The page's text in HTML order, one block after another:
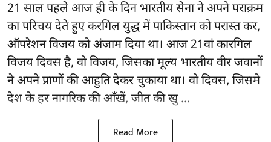
21 साल पहले आज ही के दिन भारतीय सेना ने अपने पराक्रम
का परिचय देते हुए करगिल युद्ध में पाकिस्तान को परास्त कर,
ऑपरेशन विजय को अंजाम दिया था। आज 21वां कारगिल
विजय दिवस है, वो विजय, जिसका मूल्य भारतीय वीर जवानों
ने अपने प्राणों की आहुति देकर चुकाया था। वो दिवस, जिसमे
देश के हर नागरिक की आँखें, जीत की खु ...
Read More